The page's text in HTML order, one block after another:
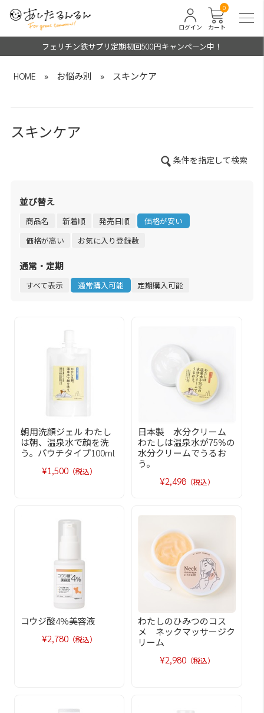
カート
0
ログイン
フェリチン鉄サプリ定期初回500円キャンペーン中！
HOME » お悩み別 » スキンケア
スキンケア
条件を指定して検索
並び替え
商品名 新着順 発売日順
価格が安い
価格が高い
お気に入り登録数
通常・定期
すべて表示 通常購入可能 定期購入可能
朝用洗顔ジェル わたし
は朝、温泉水で顔を洗
う。パウチタイプ100ml
¥1,500 （税込）
日本製 水分クリーム
わたしは温泉水が75%の
水分クリームでうるお
う。
¥2,498（税込）
コウジ酸4％美容液
¥2,780 （税込）
わたしのひみつのコス
メ ネックマッサージク
リーム
¥2,980（税込）